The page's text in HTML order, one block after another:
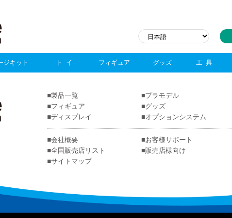
ジキット トイ フィギュア グッズ 工具
製品一覧 プラモデル
フィギュア
グッズ
ディスプレイ
オプションシステム
会社概要 お客様サポート
全国販売店リスト
販売店様向け
サイトマップ